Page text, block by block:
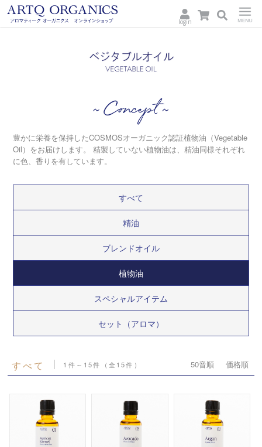
login
豊かに栄養を保持したCOSMOSオーガニック認証植物油（Vegetable
Oil）をお届けします。
精製していない植物油は、精油同様それぞれ
に色、香りを有しています。
すべて
精油
ブレンドオイル
植物油
スペシャルアイテム
セット（アロマ）
すべて 1件～15件（全15件） 価格順
50音順